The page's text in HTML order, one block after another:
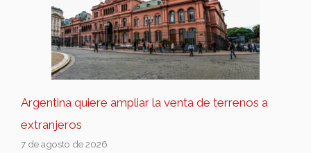
Argentina quiere ampliar la venta de terrenos a
extranjeros
7 de agosto de 2026